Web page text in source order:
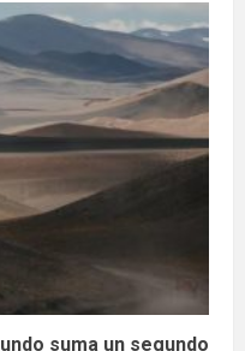
suma un segundo